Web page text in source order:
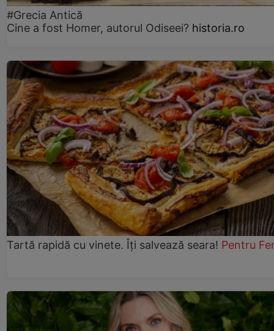
#Grecia Antică
Cine a fost Homer, autorul Odiseei? historia.ro
Tartă rapidă cu vinete. Îți salvează seara! Pentru